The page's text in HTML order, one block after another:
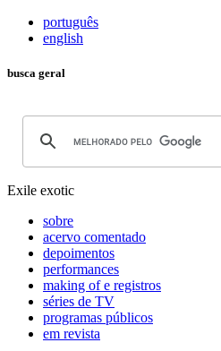
português
english
busca geral
Exile exotic
sobre
acervo comentado
depoimentos
performances
making of e registros
séries de TV
programas públicos
em revista